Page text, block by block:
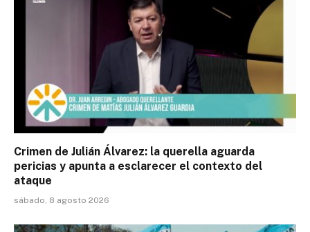
Crimen de Julián Álvarez: la querella aguarda
pericias y apunta a esclarecer el contexto del
ataque
sábado, 8 agosto 2026